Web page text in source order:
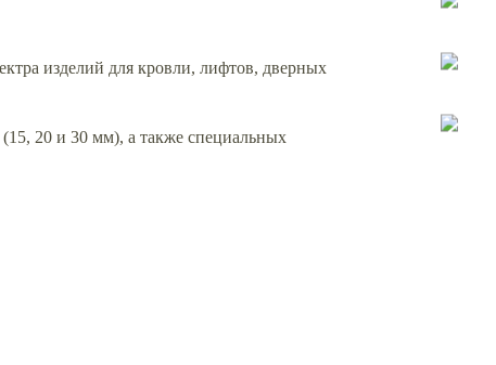
изделий для кровли, лифтов, дверных
20 и 30 мм), а также специальных